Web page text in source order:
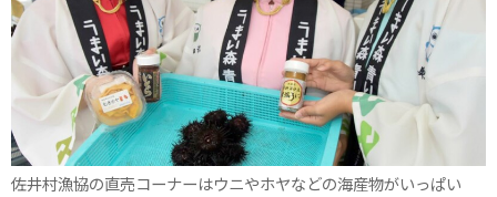
佐井村漁協の直売コーナーはウニやホヤなどの海産物がいっぱい